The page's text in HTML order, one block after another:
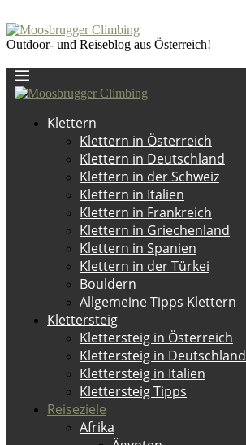
Outdoor- und Reiseblog aus Österreich!
Klettern
Klettern in Österreich
Klettern in Deutschland
Klettern in der Schweiz
Klettern in Italien
Klettern in Frankreich
Klettern in Griechenland
Klettern in Spanien
Klettern in der Türkei
Bouldern
Allgemeine Tipps Klettern
Klettersteig
Klettersteig in Österreich
Klettersteig in Deutschland
Klettersteig in Italien
Klettersteig Tipps
Reiseziele
Afrika